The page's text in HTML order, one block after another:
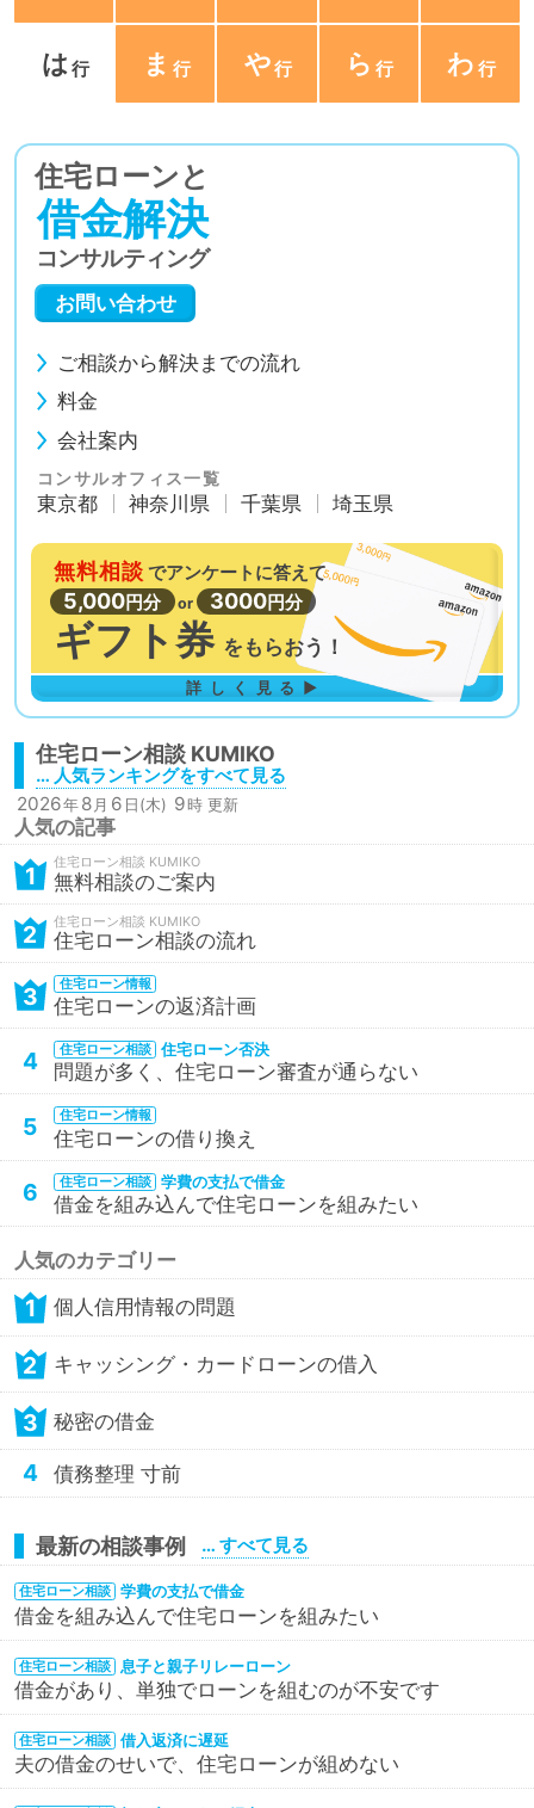
は ま や ら わ
住宅ローンと
借金解決
コンサルティング
お問い合わせ
ご相談から解決までの流れ
料金
会社案内
コンサルオフィス一覧
東京都 神奈川県 千葉県 埼玉県
無料相談 でアンケートに答えて
5,000円分 or 3000円分
ギフト券 を もらおう！
詳しく見る▶
住宅ローン相談
… 人気ランキングをすべて見る
2026年8 月 6 日(木) 9時 更新
人気の記事
1 住宅ローン相談
無料相談のご案内
2 住宅ローン相談
住宅ローン相談の流れ
3 住宅ローン情報
住宅ローンの返済計画
4 住宅ローン相談 住宅ローン否決
問題が多く、住宅ローン審査が通らない
5 住宅ローン情報
住宅ローンの借り換え
6 住宅ローン相談 学費の支払で借金
借金を組み込んで住宅ローンを組みたい
人気のカテゴリー
1 個人信用情報の問題
2 キャッシング・カードローンの借入
3 秘密の借金
4 債務整理 寸前
最新の相談事例 … すべて見る
住宅ローン相談 学費の支払で借金
借金を組み込んで住宅ローンを組みたい
住宅ローン相談 息子と親子リレーローン
借金があり、単独でローンを組むのが不安です
住宅ローン相談 借入返済に遅延
夫の借金のせいで、住宅ローンが組めない